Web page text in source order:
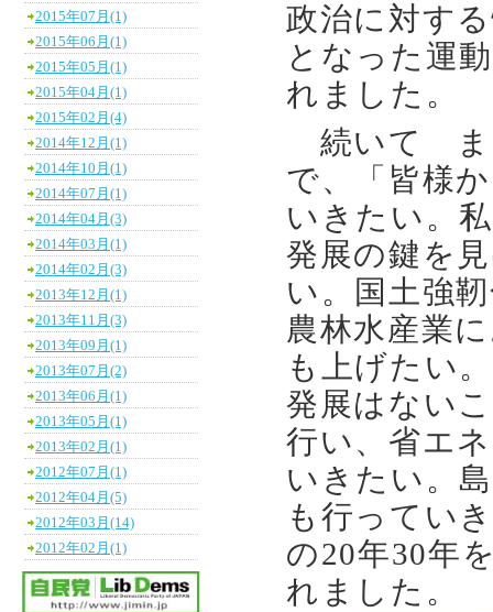
政治に対す
となった運
れました。
続いて ま
で、「皆様
いきたい。
発展の鍵を
い。国土強
農林水産業
も上げたい
発展はない
行い、省エ
いきたい。
も行ってい
の20年30年
れました。
2015年07月(1)
2015年06月(1)
2015年05月(1)
2015年04月(1)
2015年02月(4)
2014年12月(1)
2014年10月(1)
2014年07月(1)
2014年04月(3)
2014年03月(1)
2014年02月(3)
2013年12月(1)
2013年11月(3)
2013年09月(1)
2013年07月(2)
2013年06月(1)
2013年05月(1)
2013年02月(1)
2012年07月(1)
2012年04月(5)
2012年03月(14)
2012年02月(1)